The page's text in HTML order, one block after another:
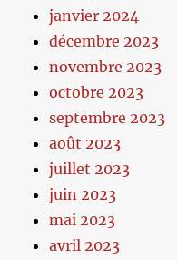
janvier 2024
décembre 2023
novembre 2023
octobre 2023
septembre 2023
août 2023
juillet 2023
juin 2023
mai 2023
avril 2023